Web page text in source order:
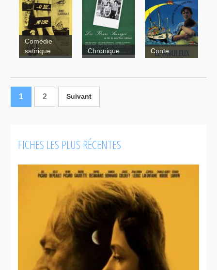
Le
révolutionnaire
Mon
amie
Pierrette
Q-bec
Un succès
commercial
Comédie
satirique
Chronique Conte
1 2 Suivant
FICHES LES PLUS RÉCENTES